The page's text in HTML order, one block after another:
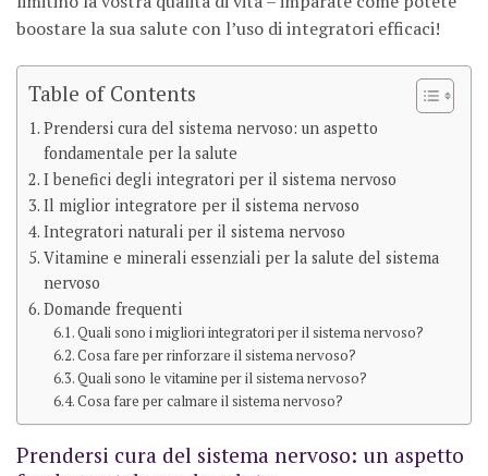
boostare la sua salute con l’uso di integratori efficaci!
Table of Contents
Prendersi cura del sistema nervoso: un aspetto
fondamentale per la salute
I benefici degli integratori per il sistema nervoso
Il miglior integratore per il sistema nervoso
Integratori naturali per il sistema nervoso
Vitamine e minerali essenziali per la salute del sistema
nervoso
Domande frequenti
Quali sono i migliori integratori per il sistema nervoso?
Cosa fare per rinforzare il sistema nervoso?
Quali sono le vitamine per il sistema nervoso?
Cosa fare per calmare il sistema nervoso?
Prendersi cura del sistema nervoso: un aspetto